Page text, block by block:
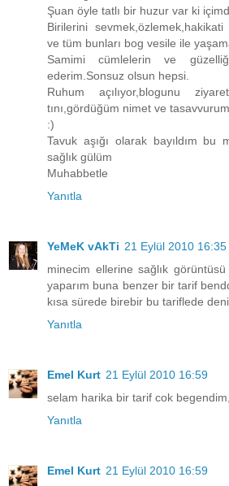
Şuan öyle tatlı bir huzur var ki
Birilerini
ve tüm bunları bog vesile ile
Samimi cümlelerin ve
ederim.Sonsuz olsun hepsi.
Ruhum açılıyor,blogunu
tını,gördüğüm nimet ve
:)
Tavuk aşığı olarak bayıldım bu
sağlık gülüm
Muhabbetle
Yanıtla
YeMeK vAkTi 21 Eylül 2010 16:35
minecim ellerine sağlık
yaparım buna benzer bir tarif
kısa sürede birebir bu tariflede
Yanıtla
Emel Kurt 21 Eylül 2010 16:59
selam harika bir tarif cok
Yanıtla
Emel Kurt 21 Eylül 2010 16:59